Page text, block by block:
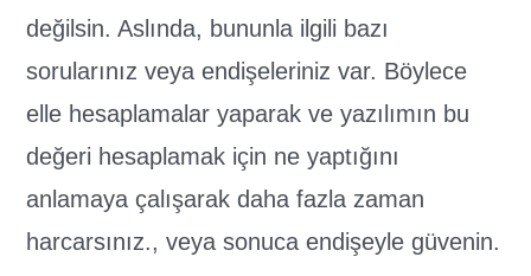
değilsin. Aslında, bununla ilgili bazı
sorularınız veya endişeleriniz var. Böylece
elle hesaplamalar yaparak ve yazılımın bu
değeri hesaplamak için ne yaptığını
anlamaya çalışarak daha fazla zaman
harcarsınız., veya sonuca endişeyle güvenin.